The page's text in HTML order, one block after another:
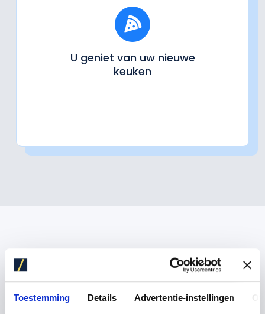
Toestemming Details Advertentie-instellingen
U geniet van uw nieuwe
keuken